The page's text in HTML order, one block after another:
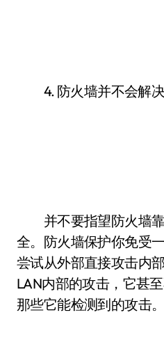
4. 防火墙并不会解决
并不要指望防火墙靠
全。防火墙保护你免受
尝试从外部直接攻击内
LAN内部的攻击，它甚
那些它能检测到的攻击。